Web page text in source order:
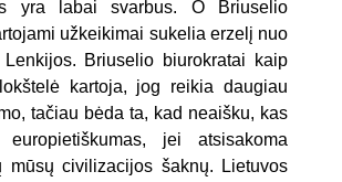
yra labai svarbus. O Briuselio
užkeikimai sukelia erzelį nuo
Briuselio biurokratai kaip
kartoja, jog reikia daugiau
tačiau bėda ta, kad neaišku, kas
jei atsisakoma
mūsų civilizacijos šaknų. Lietuvos